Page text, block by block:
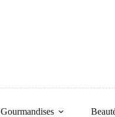
Gourmandises